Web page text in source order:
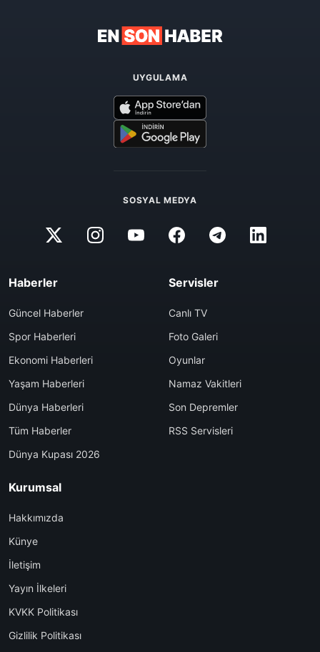
UYGULAMA
SOSYAL MEDYA
Haberler
Güncel Haberler
Spor Haberleri
Ekonomi Haberleri
Yaşam Haberleri
Dünya Haberleri
Tüm Haberler
Dünya Kupası 2026
Servisler
Canlı TV
Foto Galeri
Oyunlar
Namaz Vakitleri
Son Depremler
RSS Servisleri
Kurumsal
Hakkımızda
Künye
İletişim
Yayın İlkeleri
KVKK Politikası
Gizlilik Politikası